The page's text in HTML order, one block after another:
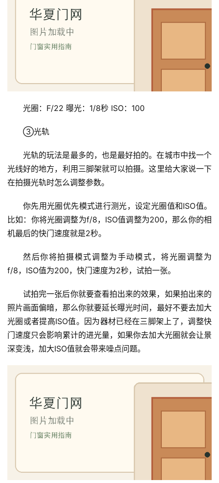
光圈：F/22 曝光：1/8秒 ISO：100
③光轨
光轨的玩法是最多的，也是最好拍的。在城市中找一个
光线好的地方，利用三脚架就可以拍摄。这里给大家说一下
在拍摄光轨时怎么调整参数。
你先用光圈优先模式进行测光，设定光圈值和ISO值。
比如：你将光圈调整为f/8，ISO值调整为200，那么你的相
机最后的快门速度就是2秒。
然后你将拍摄模式调整为手动模式，将光圈调整为
f/8，ISO值为200，快门速度为2秒，试拍一张。
试拍完一张后你就要查看拍出来的效果，如果拍出来的
照片画面偏暗，那么你就要延长曝光时间，最好不要去加大
光圈或者提高ISO值。因为器材已经在三脚架上了，调整快
门速度只会影响累计的进光量，如果你去加大光圈就会让景
深变浅，加大ISO值就会带来噪点问题。